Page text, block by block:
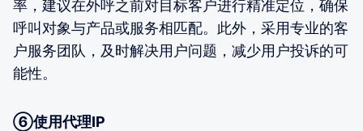
率，建议在外呼之前对目标客户进行精准定位，确保
呼叫对象与产品或服务相匹配。此外，采用专业的客
户服务团队，及时解决用户问题，减少用户投诉的可
能性。
⑥使用代理IP